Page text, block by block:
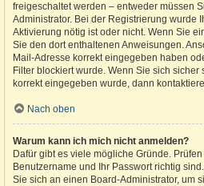
freigeschaltet werden – entweder müssen
Administrator. Bei der Registrierung wurde
Aktivierung nötig ist oder nicht. Wenn Sie
Sie den dort enthaltenen Anweisungen.
Mail-Adresse korrekt eingegeben haben
Filter blockiert wurde. Wenn Sie sich
korrekt eingegeben wurde, dann
Nach oben
Warum kann ich mich nicht anmelden?
Dafür gibt es viele mögliche Gründe.
Benutzername und Ihr Passwort richtig
Sie sich an einen Board-Administrator, um